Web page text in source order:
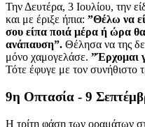
Την Δευτέρα, 3 Ιουλίου, την
και με έριξε ήπια: ”Θέλω να
σου είπα ποιά μέρα ή ώρα
ανάπαυση”. Θέλησα να της
μόνο χαμογελάσε. ”Έρχομαι
Τότε έφυγε με τον συνήθιστο
9η Οπτασία - 9
Η τρίτη φάση των οραμάτων